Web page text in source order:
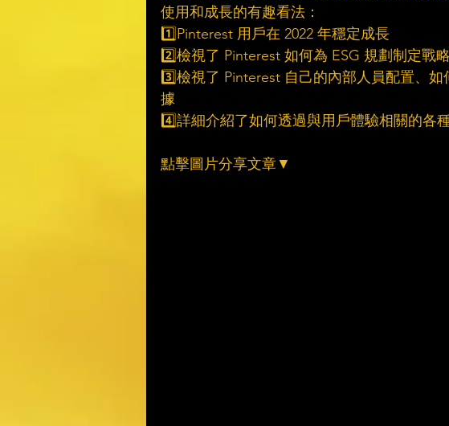
使用和成長的有趣看法：
1️⃣Pinterest 用戶在 2022 年穩定成長
2️⃣檢視了 Pinterest 如何為 ESG 規劃制定戰
3️⃣檢視了 Pinterest 自己的內部人員配置、
據
4️⃣詳細介紹了如何透過與用戶體驗相關的各
點擊圖片分享文章▼